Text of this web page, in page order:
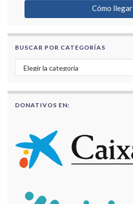
Cómo llegar
BUSCAR POR CATEGORÍAS
Buscar por categorías
DONATIVOS EN: